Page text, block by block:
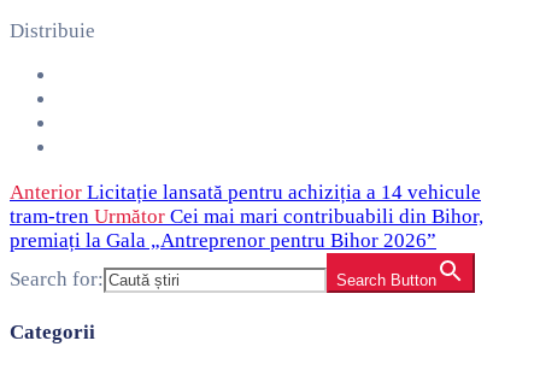
Distribuie
Anterior Licitație lansată pentru achiziția a 14 vehicule
tram-tren Următor Cei mai mari contribuabili din Bihor,
premiați la Gala „Antreprenor pentru Bihor 2026”
Search for:
Search Button
Categorii